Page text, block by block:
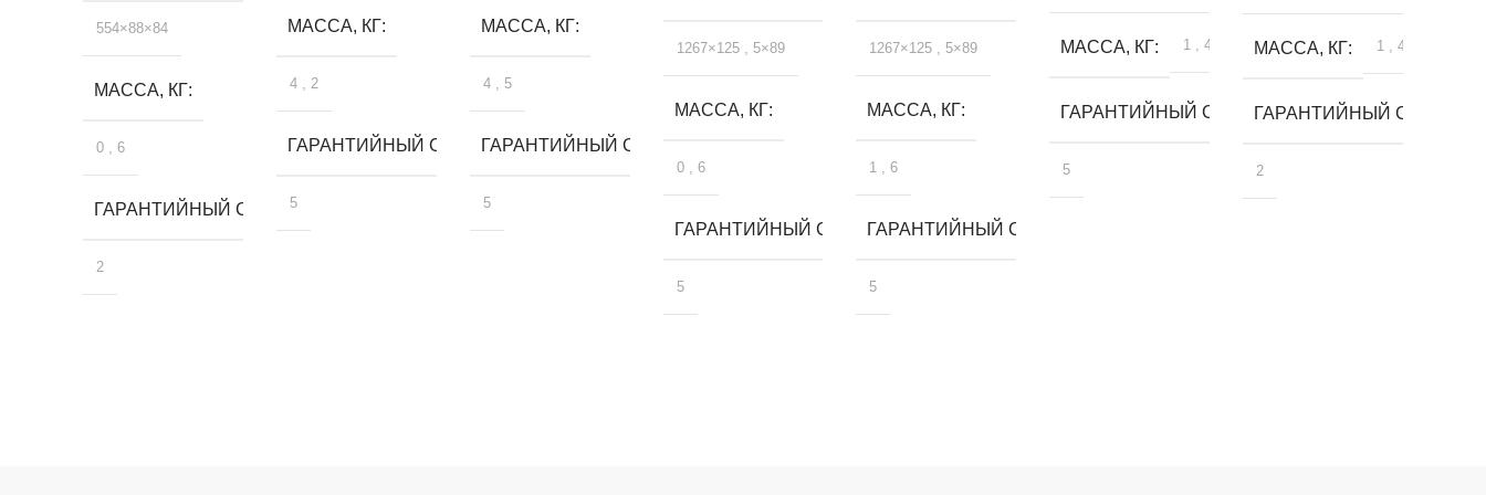
554×88×84
МАССА, КГ
0 , 6
ГАРАНТИЙНЫЙ СРОК, ЛЕТ
2
МАССА, КГ
4 2
ГАРАНТИЙНЫЙ СРОК, ЛЕТ
5
МАССА, КГ
4 5
ГАРАНТИЙНЫЙ СРОК, ЛЕТ
5
1267×125 5×89
МАССА, КГ
0 6
ГАРАНТИЙНЫЙ СРОК, ЛЕТ
5
1267×125 5×89
МАССА, КГ
1 ,6
ГАРАНТИЙНЫЙ СРОК, ЛЕТ
5
МАССА, КГ 1 ,4
ГАРАНТИЙНЫЙ СРОК, ЛЕТ
5
МАССА, КГ 1 ,4
ГАРАНТИЙНЫЙ СРОК,
2